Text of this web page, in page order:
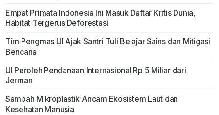
Empat Primata Indonesia Ini Masuk Daftar Kritis Dunia,
Habitat Tergerus Deforestasi
Tim Pengmas UI Ajak Santri Tuli Belajar Sains dan Mitigasi
Bencana
UI Peroleh Pendanaan Internasional Rp 5 Miliar dari
Jerman
Sampah Mikroplastik Ancam Ekosistem Laut dan
Kesehatan Manusia